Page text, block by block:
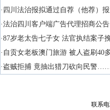
·四川法治报拟通过自荐（他荐）
·法治四川客户端广告代理招商公告
·87岁老太告七子女 法官执结案子
·自贡女老板澳门旅游 被人盗刷40
·盗贼拒捕 竟抽出猎刀砍向民警
联系